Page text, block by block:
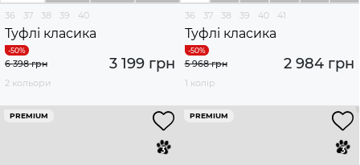
36 37 38 39 40
Туфлі класика
3 199 грн
6 398 грн
2 кольори
36 37 38 39 40 41
Туфлі класика
2 984 грн
5 968 грн
1 колір
PREMIUM PREMIUM